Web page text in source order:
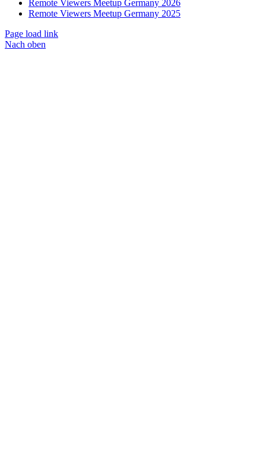
Remote Viewers Meetup Germany 2026
Remote Viewers Meetup Germany 2025
Page load link
Nach oben